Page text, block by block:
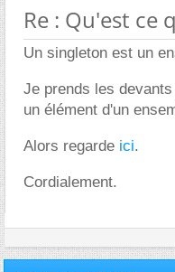
Re : Qu'est ce
Un singleton est un
Je prends les
un élément d'un
Alors regarde ici.
Cordialement.